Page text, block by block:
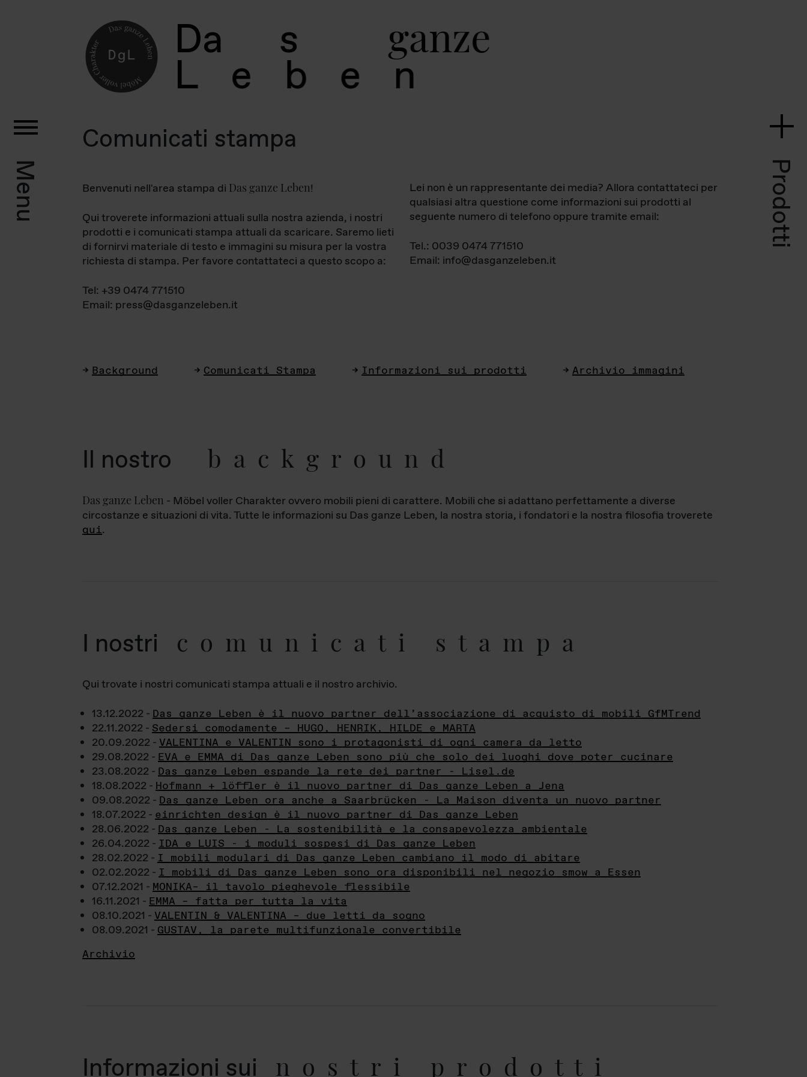
Da s ganz
L e b e
Menu Prodotti
Comunicati stampa
Benvenuti nell'area stampa di Das ganze Leben!
Qui troverete informazioni attuali sulla nostra azienda, i nostri
prodotti e i comunicati stampa attuali da scaricare. Saremo lieti
di fornirvi materiale di testo e immagini su misura per la vostra
richiesta di stampa. Per favore contattateci a questo scopo a:
Tel: +39 0474 771510
Email: press@dasganzeleben.it
Lei non è un rappresentante dei media? Allora contattateci per
qualsiasi altra questione come informazioni sui prodotti al
seguente numero di telefono oppure tramite email:
Tel.: 0039 0474 771510
Email: info@dasganzeleben.it
Background Comunicati Stampa Informazioni sui prodotti Archivio immagini
Il nostro background
Das ganze Leben - Möbel voller Charakter ovvero mobili pieni di carattere. Mobili che si adattano perfettamente a diverse
circostanze e situazioni di vita. Tutte le informazioni su Das ganze Leben, la nostra storia, i fondatori e la nostra filosofia troverete
qui.
I nostri comunicati stampa
Qui trovate i nostri comunicati stampa attuali e il nostro archivio.
13.12.2022 - Das ganze Leben è il nuovo partner dell’associazione di acquisto di mobili GfMTrend
22.11.2022 - Sedersi comodamente – HUGO, HENRIK, HILDE e MARTA
20.09.2022 - VALENTINA e VALENTIN sono i protagonisti di ogni camera da letto
29.08.2022 - EVA e EMMA di Das ganze Leben sono più che solo dei luoghi dove poter cucinare
23.08.2022 - Das ganze Leben espande la rete dei partner - Lisel.de
18.08.2022 - Hofmann + löffler è il nuovo partner di Das ganze Leben a Jena
09.08.2022 - Das ganze Leben ora anche a Saarbrücken - La Maison diventa un nuovo partner
18.07.2022 - einrichten design è il nuovo partner di Das ganze Leben
28.06.2022 - Das ganze Leben - La sostenibilità e la consapevolezza ambientale
26.04.2022 - IDA e LUIS - i moduli sospesi di Das ganze Leben
28.02.2022 - I mobili modulari di Das ganze Leben cambiano il modo di abitare
02.02.2022 - I mobili di Das ganze Leben sono ora disponibili nel negozio smow a Essen
07.12.2021 - MONIKA– il tavolo pieghevole flessibile
16.11.2021 - EMMA – fatta per tutta la vita
08.10.2021 - VALENTIN & VALENTINA – due letti da sogno
08.09.2021 - GUSTAV, la parete multifunzionale convertibile
Archivio
Informazioni sui nostri prodotti